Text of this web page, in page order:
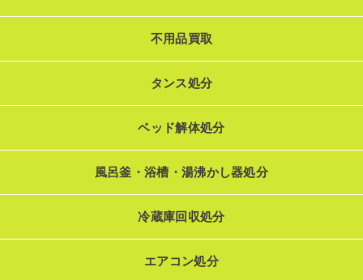
不用品買取
タンス処分
ベッド解体処分
風呂釜・浴槽・湯沸かし器処分
冷蔵庫回収処分
エアコン処分